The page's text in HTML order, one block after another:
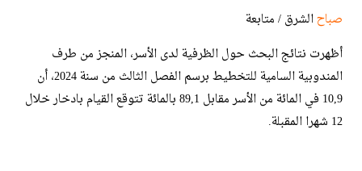
صباحالشرق / متابعة
أظهرت نتائج البحث حول الظرفية لدى الأسر، المنجز من طرف
المندوبية السامية للتخطيط برسم الفصل الثالث من سنة 2024، أن
10,9 في المائة من الأسر مقابل 89,1 بالمائة تتوقع القيام بادخار خلال
12 شهرا المقبلة.